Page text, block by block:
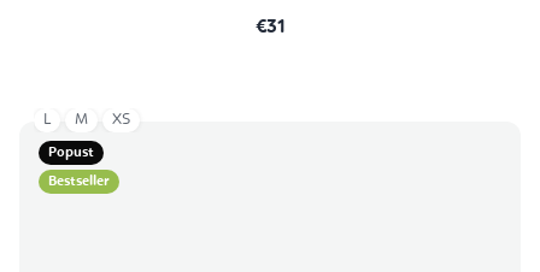
€31
Popust
Bestseller
L M XS